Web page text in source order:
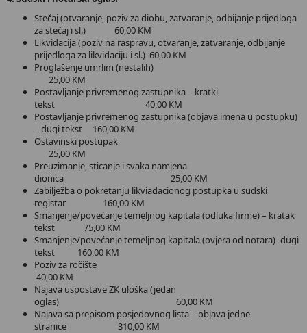
Stečaj (otvaranje, poziv za diobu, zatvaranje, odbijanje prijedloga
za stečaj i sl.) 60,00 KM
Likvidacija (poziv na raspravu, otvaranje, zatvaranje, odbijanje
prijedloga za likvidaciju i sl.) 60,00 KM
Proglašenje umrlim (nestalih)
25,00 KM
Postavljanje privremenog zastupnika – kratki
tekst 40,00 KM
Postavljanje privremenog zastupnika (objava imena u postupku)
– dugi tekst 160,00 KM
Ostavinski postupak
25,00 KM
Preuzimanje, sticanje i svaka namjena
dionica 25,00 KM
Zabilježba o pokretanju likviadacionog postupka u sudski
registar 160,00 KM
Smanjenje/povećanje temeljnog kapitala (odluka firme) – kratak
tekst 75,00 KM
Smanjenje/povećanje temeljnog kapitala (ovjera od notara)- dugi
tekst 160,00 KM
Poziv za ročište
40,00 KM
Najava uspostave ZK uloška (jedan
oglas) 60,00 KM
Najava sa prepisom posjedovnog lista – objava jedne
stranice 310,00 KM